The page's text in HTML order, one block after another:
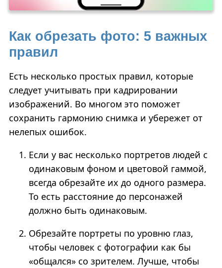
Как обрезать фото: 5 важных
правил
Есть несколько простых правил, которые
следует учитывать при кадрировании
изображений. Во многом это поможет
сохранить гармонию снимка и убережет от
нелепых ошибок.
Если у вас несколько портретов людей с
одинаковым фоном и цветовой гаммой,
всегда обрезайте их до одного размера.
То есть расстояние до персонажей
должно быть одинаковым.
Обрезайте портреты по уровню глаз,
чтобы человек с фотографии как бы
«общался» со зрителем. Лучше, чтобы